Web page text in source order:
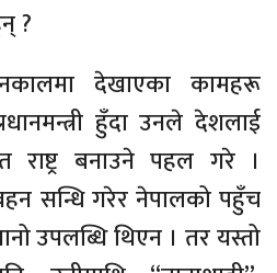
?
देखाएका कामहरू
हुँदा उनले देशलाई
राष्ट्र बनाउने पहल गरे ।
सन्धि गरेर नेपालको पहुँच
उपलब्धि थिएन । तर यस्तो